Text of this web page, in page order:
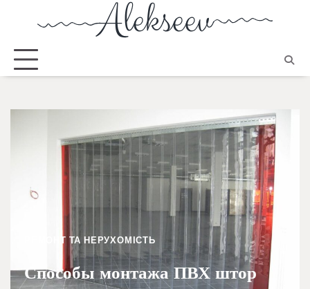
РЕМОНТ ТА НЕРУХОМІСТЬ
Способы монтажа ПВХ штор